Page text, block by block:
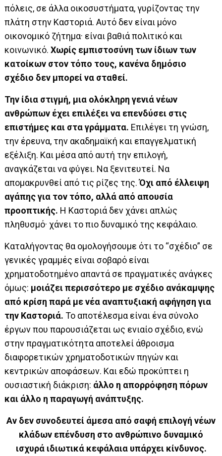
πόλεις, σε άλλα οικοσυστήματα, γυρίζοντας την
πλάτη στην Καστοριά. Αυτό δεν είναι μόνο
οικονομικό ζήτημα· είναι βαθιά πολιτικό και
κοινωνικό.Χωρίς εμπιστοσύνη των ίδιων των
κατοίκων στον τόπο τους, κανένα δημόσιο
σχέδιο δεν μπορεί να σταθεί.
Την ίδια στιγμή, μια ολόκληρη γενιά νέων
ανθρώπων έχει επιλέξει να επενδύσει στις
επιστήμες και στα γράμματα. Επιλέγει τη γνώση,
την έρευνα, την ακαδημαϊκή και επαγγελματική
εξέλιξη. Και μέσα από αυτή την επιλογή,
αναγκάζεται να φύγει. Να ξενιτευτεί. Να
απομακρυνθεί από τις ρίζες της.Όχι από έλλειψη
αγάπης για τον τόπο, αλλά από απουσία
προοπτικής. Η Καστοριά δεν χάνει απλώς
πληθυσμό· χάνει το πιο δυναμικό της κεφάλαιο.
Καταλήγοντας θα ομολογήσουμε ότι το “σχέδιο” σε
γενικές γραμμές είναι σοβαρό είναι
χρηματοδοτημένο απαντά σε πραγματικές ανάγκες
όμως: μοιάζει περισσότερο με σχέδιο ανάκαμψης
από κρίση παρά με νέα αναπτυξιακή αφήγηση για
την Καστοριά.Το αποτέλεσμα είναι ένα σύνολο
έργων που παρουσιάζεται ως ενιαίο σχέδιο, ενώ
στην πραγματικότητα αποτελεί άθροισμα
διαφορετικών χρηματοδοτικών πηγών και
κεντρικών αποφάσεων. Και εδώ προκύπτει η
ουσιαστική διάκριση: άλλο η απορρόφηση πόρων
και άλλο η παραγωγή ανάπτυξης.
Αν δεν συνοδευτεί άμεσα από σαφή επιλογή νέων
κλάδων επένδυση στο ανθρώπινο δυναμικό
ισχυρά ιδιωτικά κεφάλαια υπάρχει κίνδυνος.